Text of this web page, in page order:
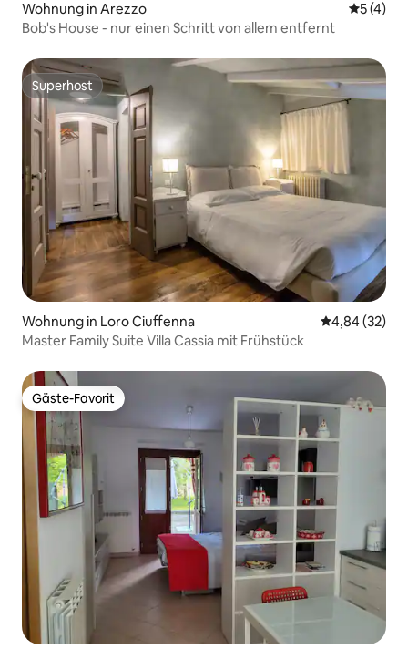
Wohnung in Arezzo
5 (4)
Bob's House - nur einen Schritt von allem entfernt
Superhost
Superhost
Wohnung in Loro Ciuffenna
4,84 (32)
Master Family Suite Villa Cassia mit Frühstück
Gäste-Favorit
Gäste-Favorit